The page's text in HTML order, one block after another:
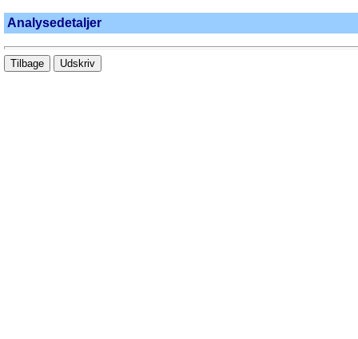
Analysedetaljer